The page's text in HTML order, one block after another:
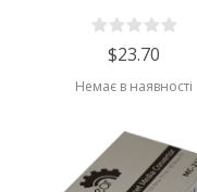
$23.70
Немає в наявності